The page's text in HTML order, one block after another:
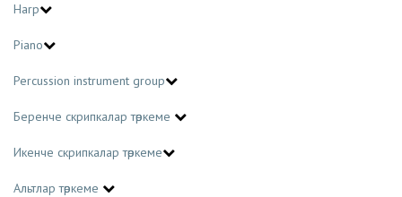
Harp
Piano
Percussion instrument group
Беренче скрипкалар төркеме
Икенче скрипкалар төркеме
Альтлар төркеме